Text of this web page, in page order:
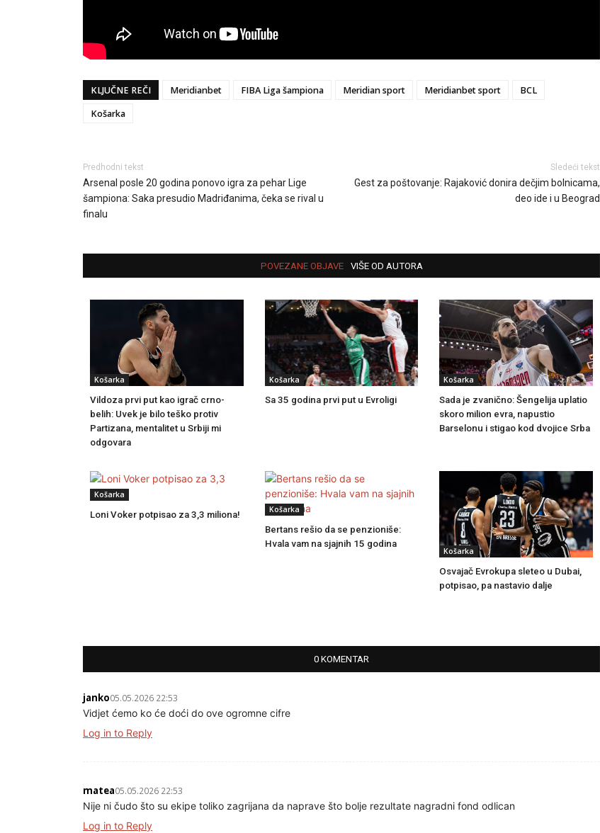
KLJUČNE REČI Meridianbet FIBA Liga šampiona Meridian sport Meridianbet sport
BCL
Košarka
Predhodni tekst
Arsenal posle 20 godina ponovo igra za pehar Lige
šampiona: Saka presudio Madriđanima, čeka se rival u
finalu
Sledeći tekst
Gest za poštovanje: Rajaković donira dečjim bolnicama,
deo ide i u Beograd
POVEZANE OBJAVE VIŠE OD AUTORA
Košarka
Vildoza prvi put kao igrač crno-
belih: Uvek je bilo teško protiv
Partizana, mentalitet u Srbiji mi
odgovara
Košarka
Sa 35 godina prvi put u Evroligi
Košarka
Sada je zvanično: Šengelija uplatio
skoro milion evra, napustio
Barselonu i stigao kod dvojice Srba
Košarka
Loni Voker potpisao za 3,3 miliona! Košarka
Bertans rešio da se penzioniše:
Hvala vam na sjajnih 15 godina
Košarka
Osvajač Evrokupa sleteo u Dubai,
potpisao, pa nastavio dalje
0 KOMENTAR
janko05.05.2026 22:53
Vidjet ćemo ko će doći do ove ogromne cifre
Log in to Reply
matea05.05.2026 22:53
Nije ni čudo što su ekipe toliko zagrijana da naprave što bolje rezultate nagradni fond odlican
Log in to Reply